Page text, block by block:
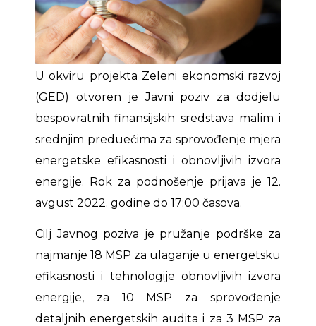
U okviru projekta Zeleni ekonomski razvoj
(GED) otvoren je Javni poziv za dodjelu
bespovratnih finansijskih sredstava malim i
srednjim preduećima za sprovođenje mjera
energetske efikasnosti i obnovljivih izvora
energije. Rok za podnošenje prijava je 12.
avgust 2022. godine do 17:00 časova.
Cilj Javnog poziva je pružanje podrške za
najmanje 18 MSP za ulaganje u energetsku
efikasnosti i tehnologije obnovljivih izvora
energije, za 10 MSP za sprovođenje
detaljnih energetskih audita i za 3 MSP za